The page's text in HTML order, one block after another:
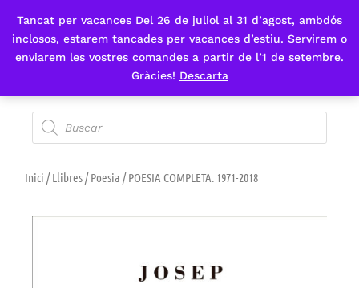
Tancat per vacances Del 26 de juliol al 31 d’agost, ambdós
inclosos, estarem tancades per vacances d’estiu. Servirem o
enviarem les vostres comandes a partir de l’1 de setembre.
Gràcies! Descarta
Fes-te'n sòcia
Inici /Llibres/Poesia / POESIA COMPLETA. 1971-2018